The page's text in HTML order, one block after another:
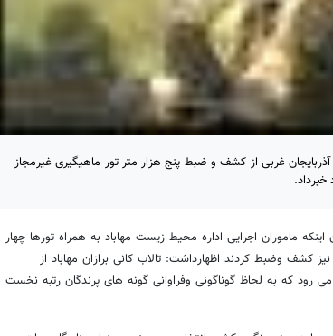
غربی از کشف و ضبط پنج هزار متر تور ماهیگیری غیرمجاز
ماموران اجرایی اداره محیط زیست مهاباد به همراه تورها چهار
کپور را نیز کشف وضبط کردند اظهارداشت: تالاب کانی برازان مهاباد از
رود که به لحاظ گوناگونی وفراوانی گونه های پرندگان رتبه نخست